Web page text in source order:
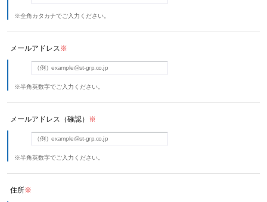
※全角カタカナでご入力ください。
メールアドレス※
※半角英数字でご入力ください。
メールアドレス（確認） ※
※半角英数字でご入力ください。
住所※